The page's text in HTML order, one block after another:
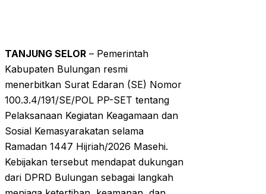
TANJUNG SELOR – Pemerintah
Kabupaten Bulungan resmi
menerbitkan Surat Edaran (SE) Nomor
100.3.4/191/SE/POL PP-SET tentang
Pelaksanaan Kegiatan Keagamaan dan
Sosial Kemasyarakatan selama
Ramadan 1447 Hijriah/2026 Masehi.
Kebijakan tersebut mendapat dukungan
dari DPRD Bulungan sebagai langkah